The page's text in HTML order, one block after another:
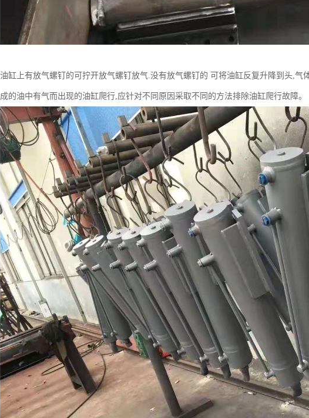
油缸上有放气螺钉的可拧开放气螺钉放气.没有放气螺钉的 可将油缸反复升降到头,
成的油中有气而出现的油缸爬行,应针对不同原因采取不同的方法排除油缸爬行故障。